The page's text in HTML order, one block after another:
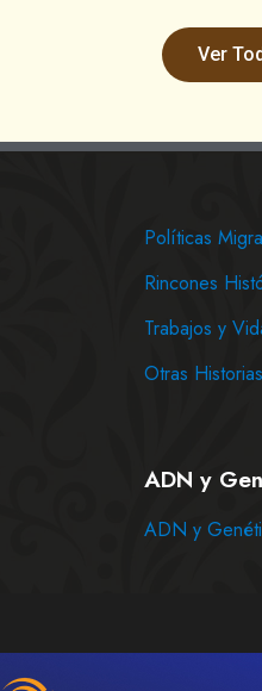
Ver
Políticas
Rincones
Trabajos y
Otras Historias
ADN y
ADN y